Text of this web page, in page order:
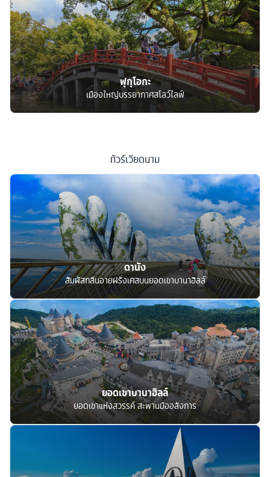
ฟุกุโอกะ
เมืองใหญ่บรรยากาศสโลว์ไลฟ์
ทัวร์เวียดนาม
ดานัง
สัมผัสกลิ่นอายฝรั่งเศสบนยอดเขาบานาฮิลล์
ยอดเขาบานาฮิลล์
ยอดเขาแห่งสวรรค์ สะพานมืออลังการ